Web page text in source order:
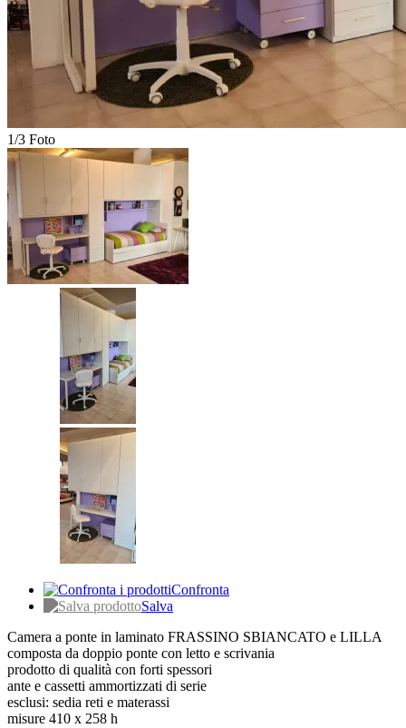
1/3 Foto
Confronta
Salva
Camera a ponte in laminato FRASSINO SBIANCATO e LILLA
composta da doppio ponte con letto e scrivania
prodotto di qualità con forti spessori
ante e cassetti ammortizzati di serie
esclusi: sedia reti e materassi
misure 410 x 258 h